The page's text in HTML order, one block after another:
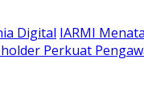
Digital IARMI
Perkuat